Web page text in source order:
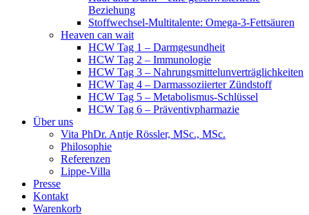
Beziehung
Stoffwechsel-Multitalente: Omega-3-Fettsäuren
Heaven can wait
HCW Tag 1 – Darmgesundheit
HCW Tag 2 – Immunologie
HCW Tag 3 – Nahrungsmittelunverträglichkeiten
HCW Tag 4 – Darmassoziierter Zündstoff
HCW Tag 5 – Metabolismus-Schlüssel
HCW Tag 6 – Präventivpharmazie
Über uns
Vita PhDr. Antje Rössler, MSc., MSc.
Philosophie
Referenzen
Lippe-Villa
Presse
Kontakt
Warenkorb